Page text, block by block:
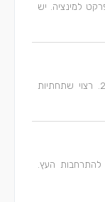
למינציה. יש
1. יש להימנע מגרירת רהיטים על הפרקט. 2. רצוי שתחתיות
העץ.